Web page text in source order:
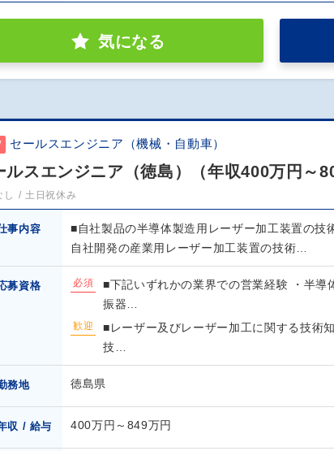
気になる
セールスエンジニア（機械・自動車）
ルスエンジニア（徳島）（年収400万円～
し 土日祝休み
事内容
■自社製品の半導体製造用レーザー加工装置の
自社開発の産業用レーザー加工装置の技術…
募資格 必須
■下記いずれかの業界での営業経験 ・半
振器…
歓迎
■レーザー及びレーザー加工に関する技術
技…
務地 徳島県
収 / 給与 400万円～849万円